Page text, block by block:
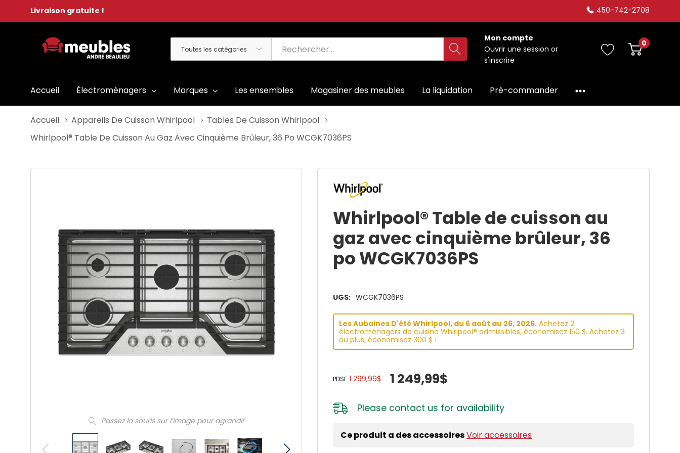
Livraison gratuite ! 450-742-2708
Toutes
les
Rechercher
Mon compte
Ouvrir une session or
s'inscrire
0
Accueil Électroménagers Marques Les ensembles Magasiner des meubles La liquidation Pré-commander
Accueil Appareils De Cuisson Whirlpool
Tables De Cuisson Whirlpool
Whirlpool® Table De Cuisson Au Gaz Avec Cinquième Brûleur, 36 Po WCGK7036PS
Passez la souris sur l’image pour agrandir
Whirlpool® Table de cuisson au
gaz avec cinquième brûleur, 36
po WCGK7036PS
UGS: WCGK7036PS
Les Aubaines D'été Whirlpool, du 6 aoüt au 26, 2026. Achetez 2
électroménagers de cuisine Whirlpool® admissibles, économisez 150 $. Achetez 3
ou plus, économisez 300 $ !
PDSF 1 299,99$ 1 249,99$
Please contact us for availability
Ce produit a des accessoiresVoir accessoires